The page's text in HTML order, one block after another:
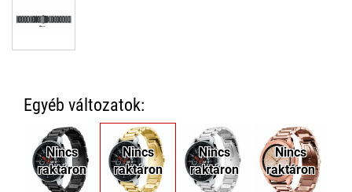
Egyéb változatok:
Nincs
raktáron
Nincs
raktáron
Nincs
raktáron
Nincs
raktáron